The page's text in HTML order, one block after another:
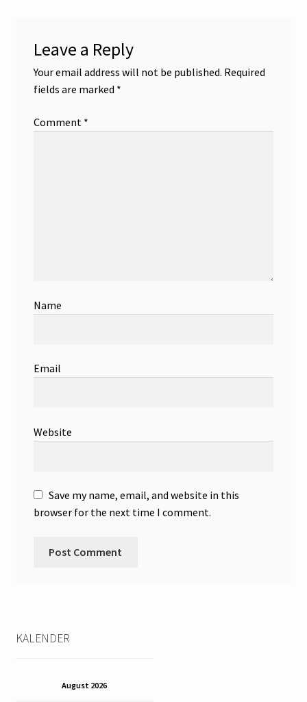
Leave a Reply
Your email address will not be published. Required
fields are marked *
Comment *
Name
Email
Website
Save my name, email, and website in this
browser for the next time I comment.
KALENDER
August 2026